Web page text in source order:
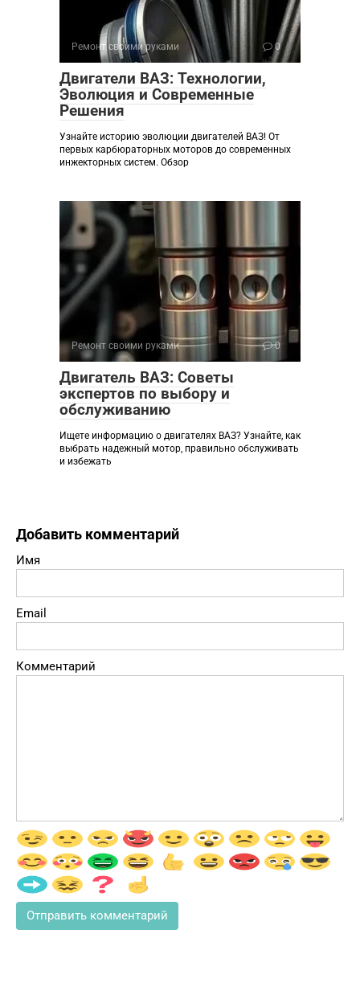
Ремонт своими руками 0
Двигатели ВАЗ: Технологии,
Эволюция и Современные
Решения
Узнайте историю эволюции двигателей ВАЗ! От
первых карбюраторных моторов до современных
инжекторных систем. Обзор
Ремонт своими руками 0
Двигатель ВАЗ: Советы
экспертов по выбору и
обслуживанию
Ищете информацию о двигателях ВАЗ? Узнайте, как
выбрать надежный мотор, правильно обслуживать
и избежать
Добавить комментарий
Имя
Email
Комментарий